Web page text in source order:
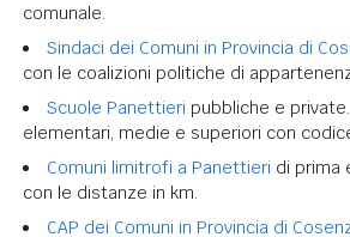
comunale.
Sindaci dei Comuni in Provincia di
con le coalizioni politiche di
Scuole Panettieri pubbliche e
elementari, medie e superiori con
Comuni limitrofi a Panettieri di prima
con le distanze in km.
CAP dei Comuni in Provincia di